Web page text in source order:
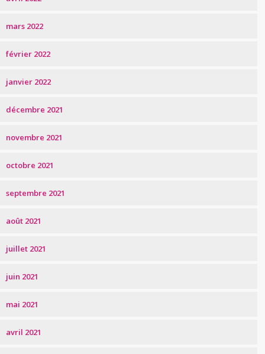
mars 2022
février 2022
janvier 2022
décembre 2021
novembre 2021
octobre 2021
septembre 2021
août 2021
juillet 2021
juin 2021
mai 2021
avril 2021